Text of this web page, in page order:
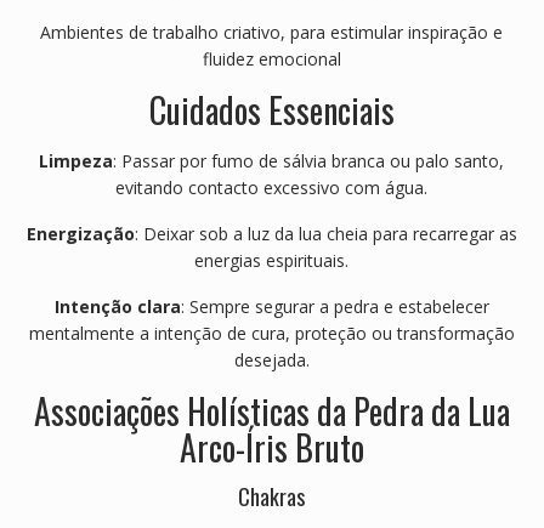
Ambientes de trabalho criativo, para estimular inspiração e
fluidez emocional
Cuidados Essenciais
Limpeza: Passar por fumo de sálvia branca ou palo santo,
evitando contacto excessivo com água.
Energização: Deixar sob a luz da lua cheia para recarregar as
energias espirituais.
Intenção clara: Sempre segurar a pedra e estabelecer
mentalmente a intenção de cura, proteção ou transformação
desejada.
Associações Holísticas da Pedra da Lua
Arco-Íris Bruto
Chakras